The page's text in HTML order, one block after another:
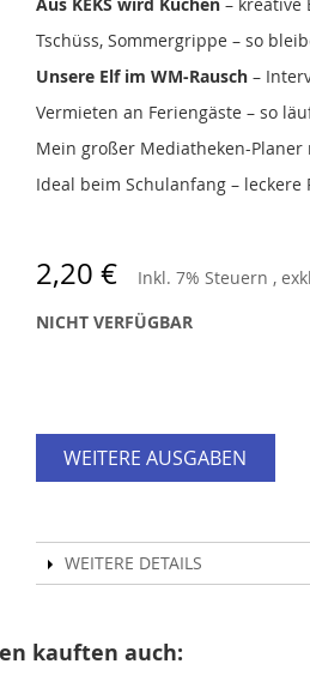
Aus KEKS wird Kuchen– kreative
Tschüss, Sommergrippe – so
Unsere Elf im WM-Rausch–
Vermieten an Feriengäste – so
Mein großer Mediatheken-
Ideal beim Schulanfang –
2,20 € Inkl. 7% Steuern ,
NICHT VERFÜGBAR
WEITERE AUSGABEN
WEITERE DETAILS
kauften auch: